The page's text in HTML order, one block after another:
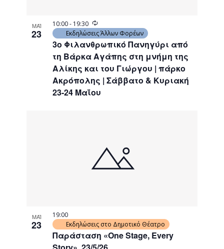
ΜΑΪ
23
3ο Φιλανθρωπικό Πανηγύρι από
τη Βάρκα Αγάπης στη μνήμη της
Αλίκης και του Γιώργου | πάρκο
Ακρόπολης | Σάββατο & Κυριακή
23-24 Μαΐου
10:00- 19:30
Recurring
Εκδηλώσεις Άλλων Φορέων
ΜΑΪ
23
Παράσταση «One Stage, Every
19:00
Εκδηλώσεις στο Δημοτικό Θέατρο